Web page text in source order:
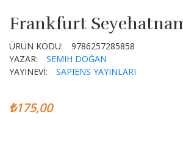
Frankfurt
ÜRÜN KODU:
9786257285858
YAZAR:
SEMIH DOĞAN
YAYINEVİ:
SAPIENS YAYINLARI
₺175,00